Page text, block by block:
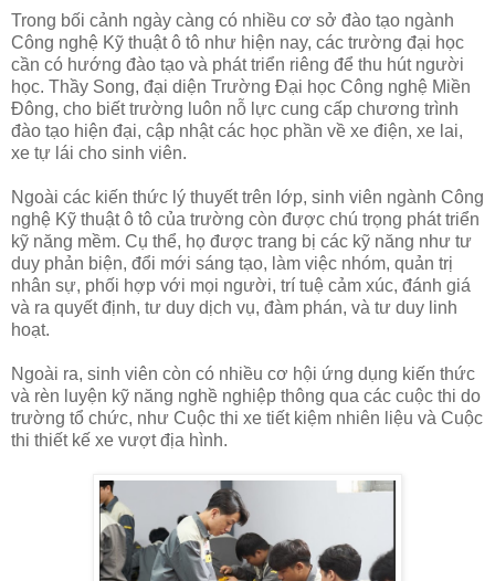
Trong bối cảnh ngày càng có nhiều cơ sở đào tạo ngành
Công nghệ Kỹ thuật ô tô như hiện nay, các trường đại học
cần có hướng đào tạo và phát triển riêng để thu hút người
học. Thầy Song, đại diện Trường Đại học Công nghệ Miền
Đông, cho biết trường luôn nỗ lực cung cấp chương trình
đào tạo hiện đại, cập nhật các học phần về xe điện, xe lai,
xe tự lái cho sinh viên.
Ngoài các kiến thức lý thuyết trên lớp, sinh viên ngành Công
nghệ Kỹ thuật ô tô của trường còn được chú trọng phát triển
kỹ năng mềm. Cụ thể, họ được trang bị các kỹ năng như tư
duy phản biện, đổi mới sáng tạo, làm việc nhóm, quản trị
nhân sự, phối hợp với mọi người, trí tuệ cảm xúc, đánh giá
và ra quyết định, tư duy dịch vụ, đàm phán, và tư duy linh
hoạt.
Ngoài ra, sinh viên còn có nhiều cơ hội ứng dụng kiến thức
và rèn luyện kỹ năng nghề nghiệp thông qua các cuộc thi do
trường tổ chức, như Cuộc thi xe tiết kiệm nhiên liệu và Cuộc
thi thiết kế xe vượt địa hình.